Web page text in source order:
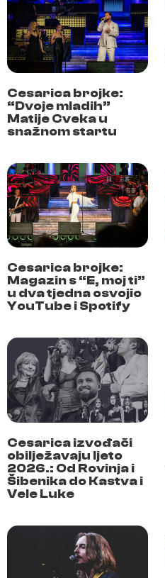
Cesarica brojke:
“Dvoje mladih”
Matije Cveka u
snažnom startu
Cesarica brojke:
Magazin s “E, moj ti”
u dva tjedna osvojio
YouTube i Spotify
Cesarica izvođači
obilježavaju ljeto
2026.: Od Rovinja i
Šibenika do Kastva i
Vele Luke